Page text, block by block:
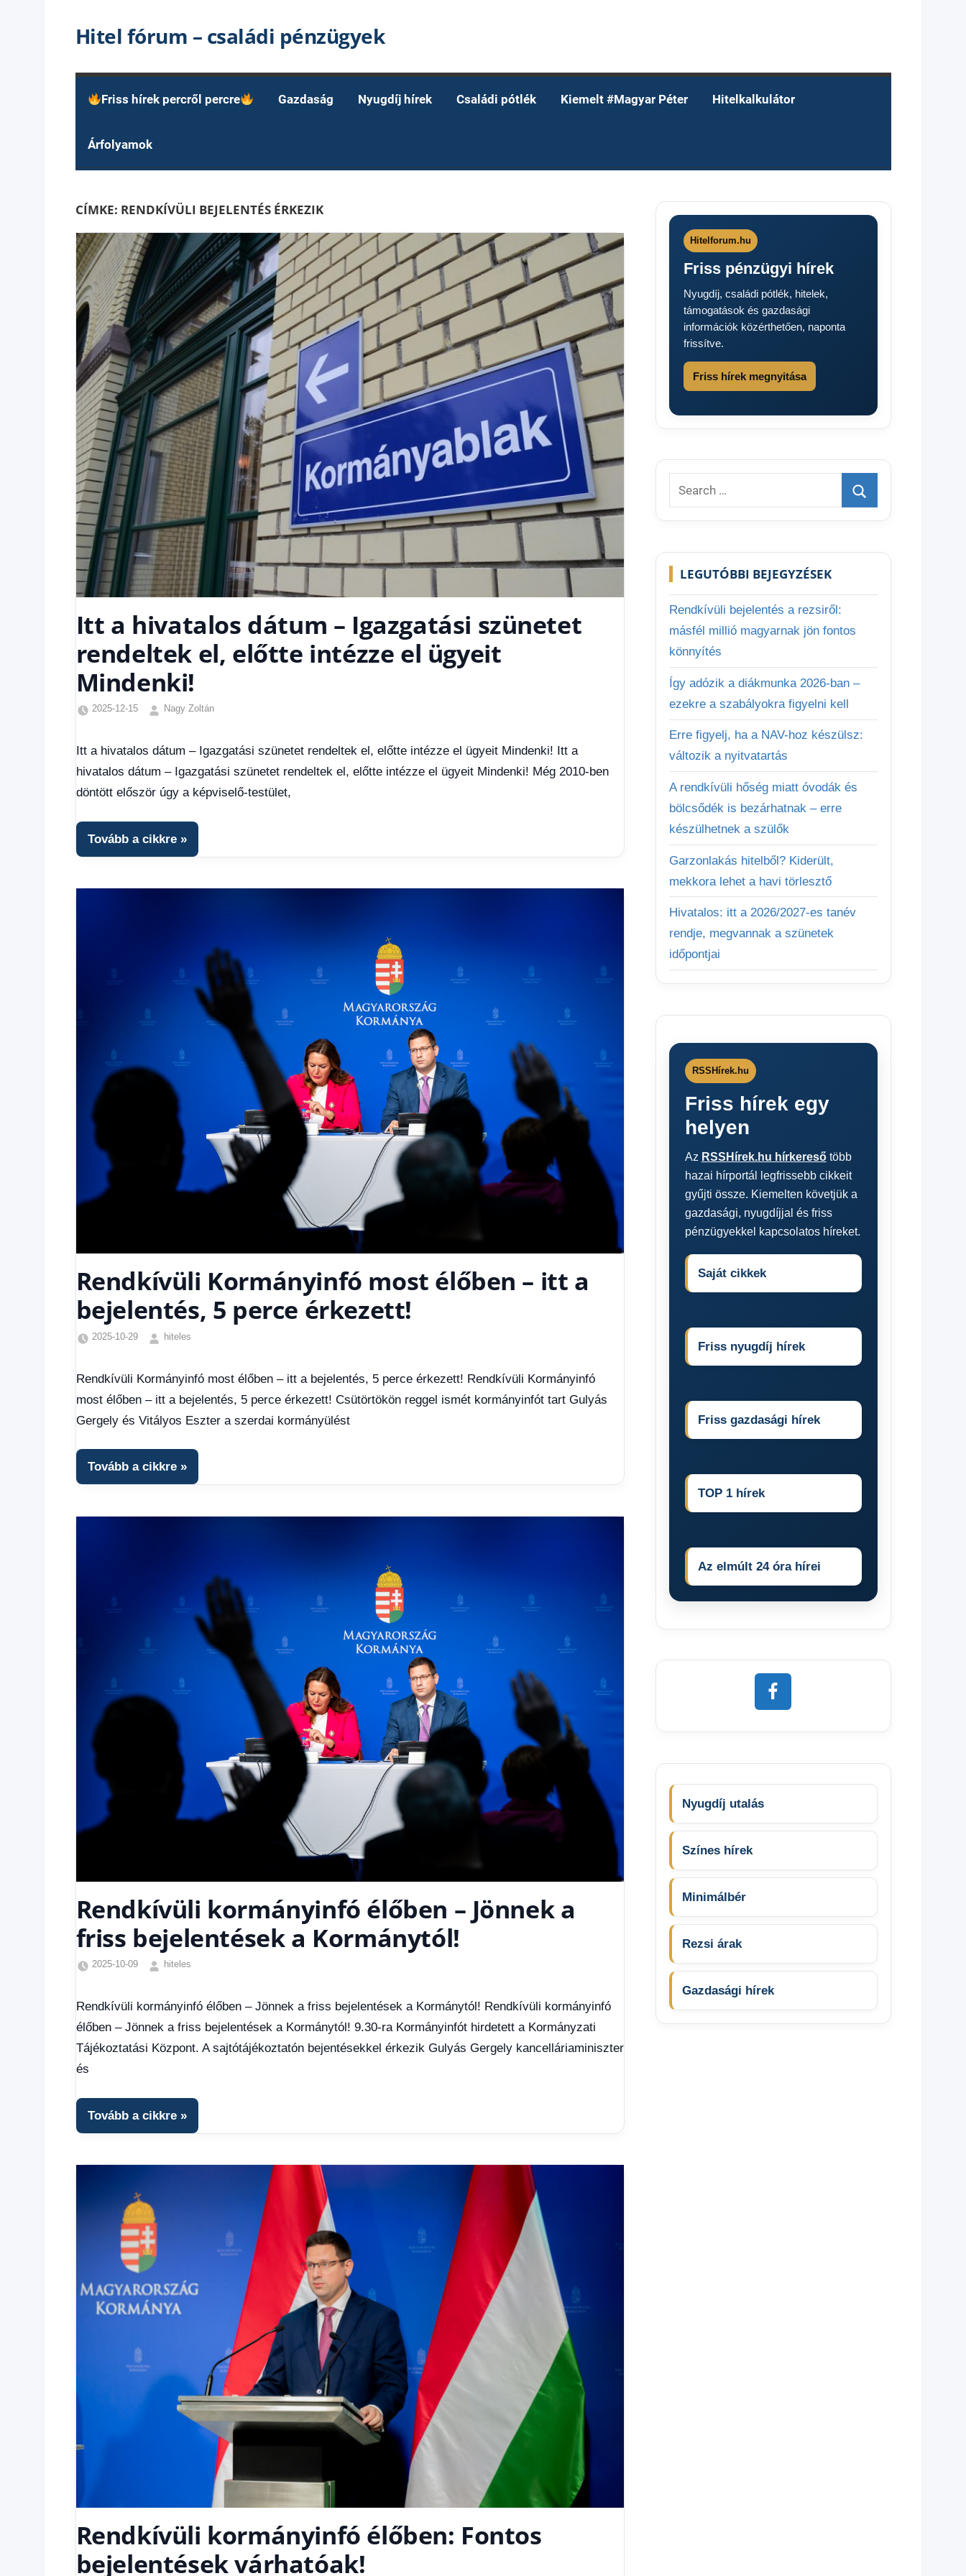
Hitel fórum – családi pénzügyek
Friss hírek percről percre Gazdaság Nyugdíj hírek Családi pótlék Kiemelt #Magyar Péter Hitelkalkulátor
Árfolyamok
CÍMKE: RENDKÍVÜLI BEJELENTÉS ÉRKEZIK
Itt a hivatalos dátum – Igazgatási szünetet
rendeltek el, előtte intézze el ügyeit
Mindenki!
2025-12-15
Nagy Zoltán
hírek,
Hírek,
Hírek
Itt a hivatalos dátum – Igazgatási szünetet rendeltek el, előtte intézze el ügyeit Mindenki! Itt a
hivatalos dátum – Igazgatási szünetet rendeltek el, előtte intézze el ügyeit Mindenki! Még 2010-ben
döntött először úgy a képviselő-testület,
Tovább a cikkre
Rendkívüli Kormányinfó most élőben – itt a
bejelentés, 5 perce érkezett!
2025-10-29
hiteles
Hírek,
Hírek
1
Rendkívüli Kormányinfó most élőben – itt a bejelentés, 5 perce érkezett! Rendkívüli Kormányinfó
most élőben – itt a bejelentés, 5 perce érkezett! Csütörtökön reggel ismét kormányinfót tart Gulyás
Gergely és Vitályos Eszter a szerdai kormányülést
Tovább a cikkre
Rendkívüli kormányinfó élőben – Jönnek a
friss bejelentések a Kormánytól!
2025-10-09
hiteles
Gazdaság
Hírek,
Hírek
Rendkívüli kormányinfó élőben – Jönnek a friss bejelentések a Kormánytól! Rendkívüli kormányinfó
élőben – Jönnek a friss bejelentések a Kormánytól! 9.30-ra Kormányinfót hirdetett a Kormányzati
Tájékoztatási Központ. A sajtótájékoztatón bejentésekkel érkezik Gulyás Gergely kancelláriaminiszter
és
Tovább a cikkre
Rendkívüli kormányinfó élőben: Fontos
bejelentések várhatóak!
Hitelforum.hu
Friss pénzügyi hírek
Nyugdíj, családi pótlék, hitelek,
támogatások és gazdasági
információk közérthetően, naponta
frissítve.
Friss hírek megnyitása
Search
for:
Search
LEGUTÓBBI BEJEGYZÉSEK
Rendkívüli bejelentés a rezsiről:
másfél millió magyarnak jön fontos
könnyítés
Így adózik a diákmunka 2026-ban –
ezekre a szabályokra figyelni kell
Erre figyelj, ha a NAV-hoz készülsz:
változik a nyitvatartás
A rendkívüli hőség miatt óvodák és
bölcsődék is bezárhatnak – erre
készülhetnek a szülők
Garzonlakás hitelből? Kiderült,
mekkora lehet a havi törlesztő
Hivatalos: itt a 2026/2027-es tanév
rendje, megvannak a szünetek
időpontjai
RSSHírek.hu
Friss hírek egy
helyen
Az RSSHírek.hu hírkeresőtöbb
hazai hírportál legfrissebb cikkeit
gyűjti össze. Kiemelten követjük a
gazdasági, nyugdíjjal és friss
pénzügyekkel kapcsolatos híreket.
Saját cikkek
Friss nyugdíj hírek
Friss gazdasági hírek
TOP 1 hírek
Az elmúlt 24 óra hírei
Nyugdíj utalás
Színes hírek
Minimálbér
Rezsi árak
Gazdasági hírek